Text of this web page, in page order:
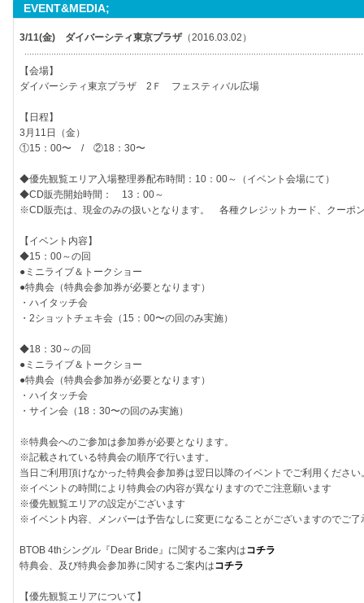
EVENT&MEDIA;
3/11(金) ダイバーシティ東京プラザ（2016.03.02）
【会場】
ダイバーシティ東京プラザ 2Ｆ フェスティバル広場
【日程】
3月11日（金）
①15：00〜 / ②18：30〜
◆優先観覧エリア入場整理券配布時間：10：00～（イベント会場にて）
◆CD販売開始時間： 13：00～
※CD販売は、現金のみの扱いとなります。 各種クレジットカード、クーポ
【イベント内容】
◆15：00～の回
●ミニライブ＆トークショー
●特典会（特典会参加券が必要となります）
・ハイタッチ会
・2ショットチェキ会（15：00〜の回のみ実施）
◆18：30～の回
●ミニライブ＆トークショー
●特典会（特典会参加券が必要となります）
・ハイタッチ会
・サイン会（18：30〜の回のみ実施）
※特典会へのご参加は参加券が必要となります。
※記載されている特典会の順序で行います。
当日ご利用頂けなかった特典会参加券は翌日以降のイベントでご利用ください
※イベントの時間により特典会の内容が異なりますのでご注意願います
※優先観覧エリアの設定がございます
※イベント内容、メンバーは予告なしに変更になることがございますのでご了
BTOB 4thシングル『Dear Bride』に関するご案内はコチラ
特典会、及び特典会参加券に関するご案内はコチラ
【優先観覧エリアについて】